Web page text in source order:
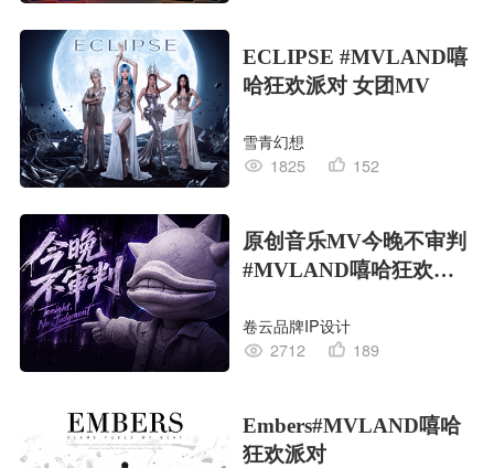
ECLIPSE #MVLAND嘻
哈狂欢派对 女团MV
雪青幻想
1825
152
原创音乐MV今晚不审判
#MVLAND嘻哈狂欢派
卷云品牌IP设计
2712
189
Embers#MVLAND嘻哈
狂欢派对